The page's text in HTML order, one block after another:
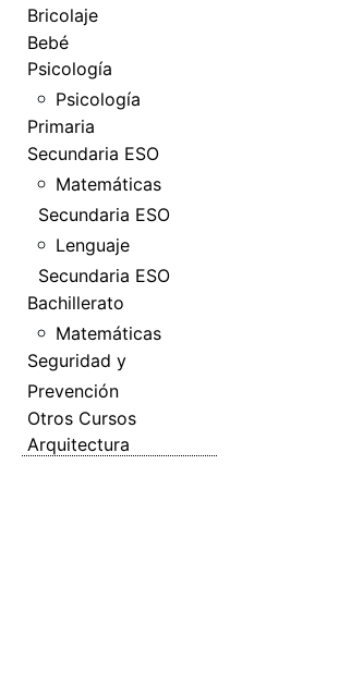
Bricolaje
Bebé
Psicología
Psicología
Primaria
Secundaria ESO
Matemáticas
Secundaria ESO
Lenguaje
Secundaria ESO
Bachillerato
Matemáticas
Seguridad y
Prevención
Otros Cursos
Arquitectura